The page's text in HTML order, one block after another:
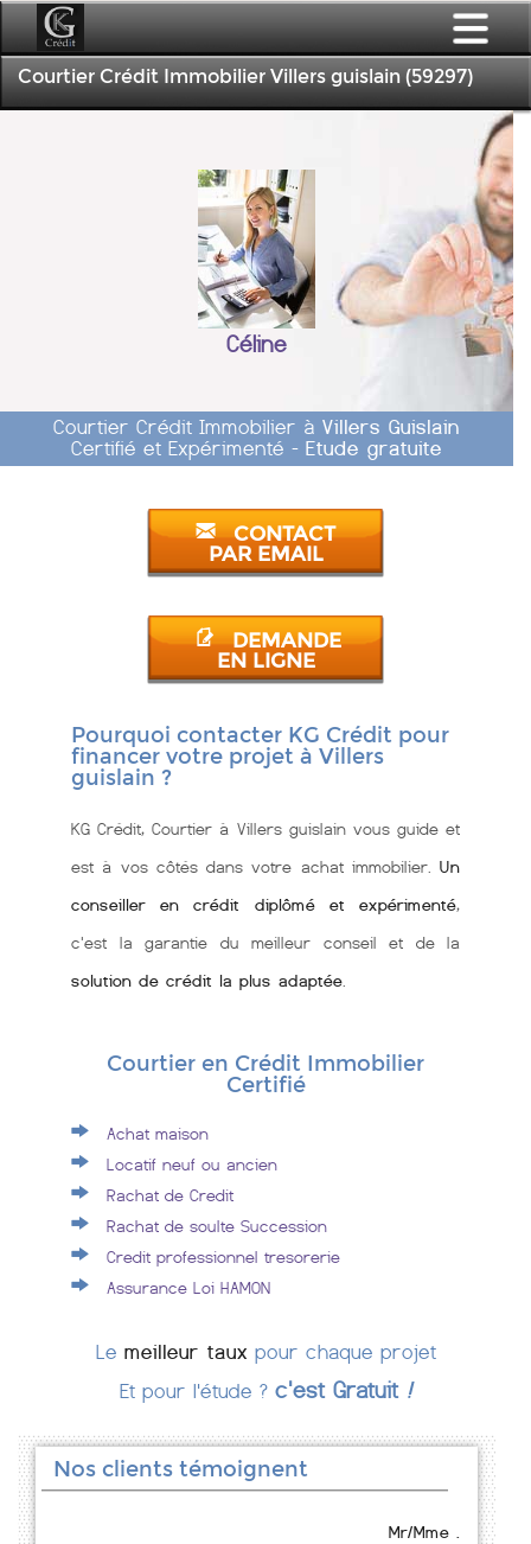
Courtier Crédit Immobilier Villers guislain (59297)
Céline
Courtier Crédit Immobilier à Villers Guislain
Certifié et Expérimenté - Etude gratuite
CONTACT
PAR EMAIL
DEMANDE
EN LIGNE
Pourquoi contacter KG Crédit pour
financer votre projet à Villers
guislain ?
KG Crédit, Courtier à Villers guislain vous guide et
est à vos côtés dans votre achat immobilier. Un
conseiller en crédit diplômé et expérimenté,
c'est la garantie du meilleur conseil et de la
solution de crédit la plus adaptée
Courtier en Crédit Immobilier
Certifié
Achat maison
Locatif neuf ou ancien
Rachat de Credit
Rachat de soulte Succession
Credit professionnel tresorerie
Assurance Loi HAMON
Le meilleur taux pour chaque projet
Et pour l'étude ? c'est Gratuit !
Nos clients témoignent
Mr/Mme .